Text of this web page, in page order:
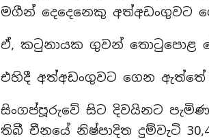
මගීන් දෙදෙනෙකු අත්අඩංගුවට
ඒ, කටුනායක ගුවන් තොටුපොළ
එහිදී අත්අඩංගුවට ගෙන ඇත්තේ
සිංගප්පූරුවේ සිට දිවයිනට
තිබී චීනයේ නිෂ්පාදිත දුම්වැටි